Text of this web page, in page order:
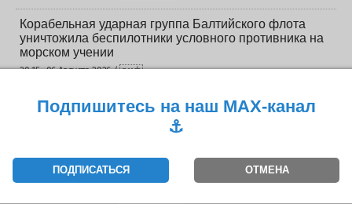
Корабельная ударная группа Балтийского флота
уничтожила беспилотники условного противника на
морском учении
20:15 , 06 Августа 2026 / вмф
Научные суда «Эколог» и «Посейдон» Карельского
центра РАН выйдут в экспедиции осенью 2026 года
судоремонт
«Метеор» пополнил флот: восьмое судно на
подводных крыльях спущено на воду в
Подпишитесь на наш MAX-канал
⚓️
ПОДПИСАТЬСЯ ОТМЕНА